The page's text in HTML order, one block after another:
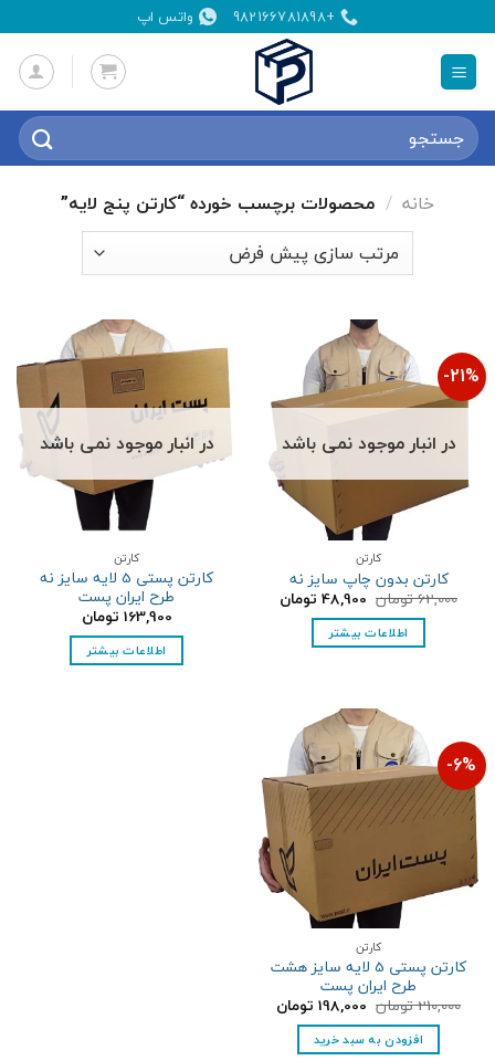
to
content
+982166781898 واتس اپ
جستجو
برای:
خانه / محصولات برچسب خورده “کارتن پنج لایه”
21%-
در انبار موجود نمی باشد
کارتن
کارتن بدون چاپ سایز نه
62,000تومان قیمت
اصلی:
62,000 تومان
بود.
48,900 تومان
اطلاعات بیشتر
در انبار موجود نمی باشد
کارتن
کارتن پستی 5 لایه سایز نه
طرح ایران پست
163,900 تومان
اطلاعات بیشتر
6%-
کارتن
کارتن پستی 5 لایه سایز هشت
طرح ایران پست
210,000تومان قیمت
اصلی:
210,000 تومان
بود.
198,000 تومان
افزودن به سبد خرید